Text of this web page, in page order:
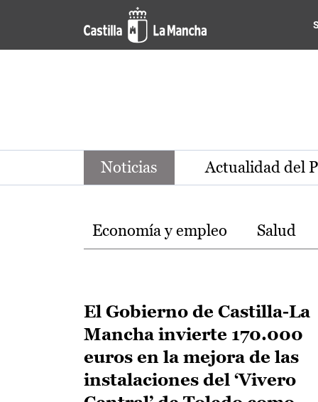
Pasar al contenido principal
Noticias de la región de
Noticias Actualidad del
Temas
Economía y empleo Salud
El Gobierno de Castilla-La
Mancha invierte 170.000
euros en la mejora de las
instalaciones del ‘Vivero